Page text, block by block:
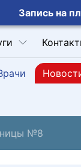
Запись на
№8